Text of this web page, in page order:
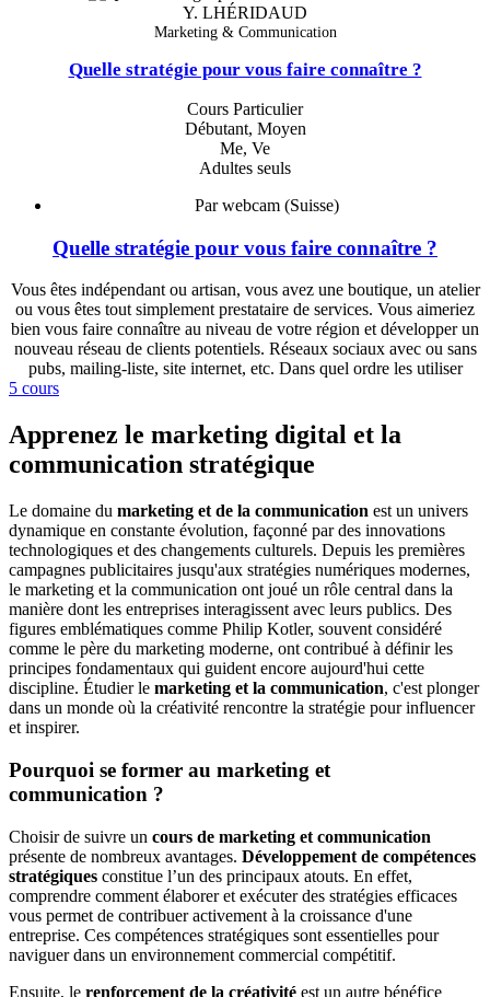
Y. LHÉRIDAUD
Marketing & Communication
Quelle stratégie pour vous faire connaître ?
Cours Particulier
Débutant, Moyen
Me, Ve
Adultes seuls
Par webcam (Suisse)
Quelle stratégie pour vous faire connaître ?
Vous êtes indépendant ou artisan, vous avez une boutique, un atelier
ou vous êtes tout simplement prestataire de services. Vous aimeriez
bien vous faire connaître au niveau de votre région et développer un
nouveau réseau de clients potentiels. Réseaux sociaux avec ou sans
pubs, mailing-liste, site internet, etc. Dans quel ordre les utiliser
5 cours
Apprenez le marketing digital et la
communication stratégique
Le domaine du marketing et de la communication est un univers
dynamique en constante évolution, façonné par des innovations
technologiques et des changements culturels. Depuis les premières
campagnes publicitaires jusqu'aux stratégies numériques modernes,
le marketing et la communication ont joué un rôle central dans la
manière dont les entreprises interagissent avec leurs publics. Des
figures emblématiques comme Philip Kotler, souvent considéré
comme le père du marketing moderne, ont contribué à définir les
principes fondamentaux qui guident encore aujourd'hui cette
discipline. Étudier le marketing et la communication, c'est plonger
dans un monde où la créativité rencontre la stratégie pour influencer
et inspirer.
Pourquoi se former au marketing et
communication ?
Choisir de suivre un cours de marketing et communication
présente de nombreux avantages. Développement de compétences
stratégiques constitue l’un des principaux atouts. En effet,
comprendre comment élaborer et exécuter des stratégies efficaces
vous permet de contribuer activement à la croissance d'une
entreprise. Ces compétences stratégiques sont essentielles pour
naviguer dans un environnement commercial compétitif.
Ensuite, le renforcement de la créativité est un autre bénéfice